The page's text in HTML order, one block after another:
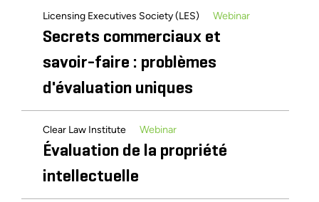
propriété intellectuelle tout au
long du cycle de vie complet de
la propriété intellectuelle
Blog sur les aspects financiers de la propriété
intellectuelle
March 2007
Le défi de la création de
réseaux d'innovation
Licensing Executives Society (LES) Webinar
Secrets commerciaux et
savoir-faire : problèmes
d'évaluation uniques
Clear Law Institute Webinar
Évaluation de la propriété
intellectuelle